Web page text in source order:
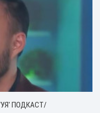
ПОДКАСТ/